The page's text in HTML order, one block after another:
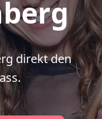
direkt den